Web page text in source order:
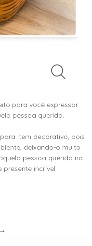
para você expressar
pessoa querida.
item decorativo, pois
deixando-o muito
pessoa querida no
incrível.